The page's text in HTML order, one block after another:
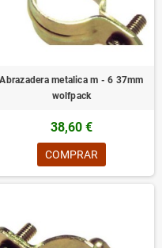
Abrazadera metalica m - 6 37mm
wolfpack
38,60 €
COMPRAR